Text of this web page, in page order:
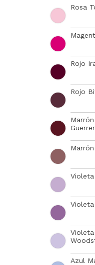
Rosa
Rojo
Rojo
Marrón
Violeta
Violeta
Violeta
Azul